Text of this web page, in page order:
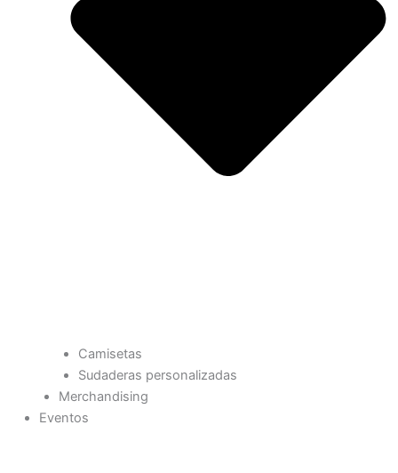
Camisetas
Sudaderas personalizadas
Merchandising
Eventos